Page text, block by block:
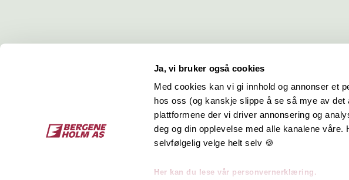
Ja, vi bruker også cookies
Med cookies kan vi gi innhold og annonser et
hos oss (og kanskje slippe å se så mye av
plattformene der vi driver annonsering og
deg og din opplevelse med alle kanalene
selvfølgelig velge helt selv 🍪
Her kan du lese vår personvernerklæring.
Bergene Holm AS
ordre@bergeneholm.no
Om oss
Jobbe hos oss